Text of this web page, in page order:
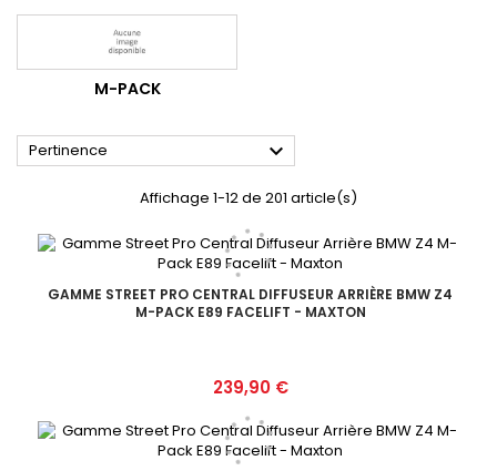
M-PACK
Pertinence 
Affichage 1-12 de 201 article(s)
GAMME STREET PRO CENTRAL DIFFUSEUR ARRIÈRE BMW Z4
M-PACK E89 FACELIFT - MAXTON
Prix
239,90 €